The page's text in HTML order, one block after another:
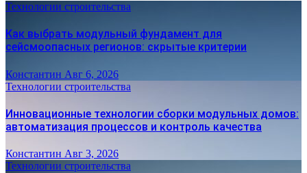
Технологии строительства
Как выбрать модульный фундамент для
сейсмоопасных регионов: скрытые критерии
Константин Авг 6, 2026
Технологии строительства
Инновационные технологии сборки модульных домов:
автоматизация процессов и контроль качества
Константин Авг 3, 2026
Технологии строительства